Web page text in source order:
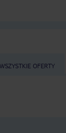
WSZYSTKIE OFERTY